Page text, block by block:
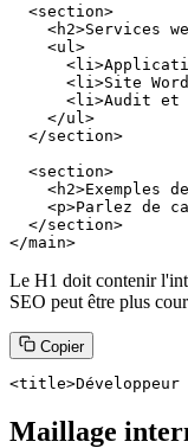
  <section>
<h2>Services
    <ul>
<li>Site
<li>Audit et
    </ul>
  </section>
  <section>
<h2>Exemples
<p>Parlez de
  </section>
</main>
Le H1 doit contenir
SEO peut être plus
Copier
<title>Développeur
Maillage